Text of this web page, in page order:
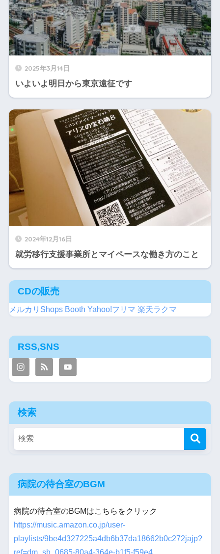
2025年3月14日
いよいよ明日から東京遠征です
2024年12月16日
就労移行支援事業所とマイペースな働き方のこと
CDの販売
メルカリShops Booth Yahoo!フリマ 楽天ラクマ
RSS,SNS
検索
病院の待合室のBGM
病院の待合室のBGMはこちらをクリック
https://music.amazon.co.jp/user-
playlists/9be4d327225a4db6b37da18662b0c272jajp?
ref=dm_sh_0685-80a4-364e-b1f5-f59e4